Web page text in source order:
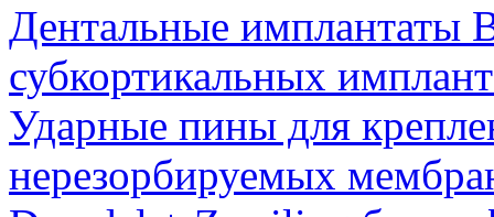
Дентальные имплантаты
субкортикальных
Ударные пины для
нерезорбируемых